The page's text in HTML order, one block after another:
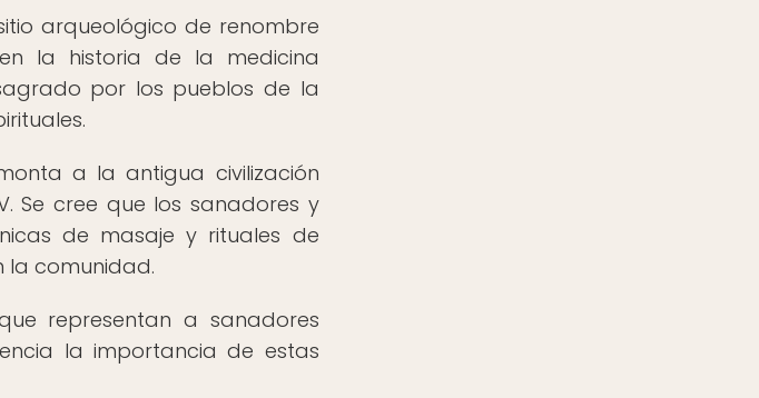
arqueológico de renombre
la historia de la medicina
por los pueblos de la
a la antigua civilización
Se cree que los sanadores y
de masaje y rituales de
la comunidad.
representan a sanadores
la importancia de estas